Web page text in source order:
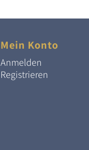
Mein Konto
Anmelden
Registrieren